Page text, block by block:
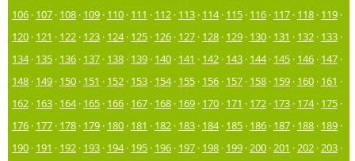
106 · 107 · 108 · 109 · 110 · 111 · 112 · 113 · 114· 115 · 116 · 117 · 118 · 119 ·
120 · 121 · 122 · 123 · 124· 125 · 126 · 127 · 128 · 129 · 130 · 131 · 132 · 133 ·
134· 135 · 136 · 137 · 138 · 139 · 140 · 141 · 142 · 143 · 144· 145 · 146 · 147 ·
148 · 149 · 150 · 151 · 152 · 153 · 154· 155 · 156 · 157 · 158 · 159 · 160 · 161 ·
162 · 163 · 164· 165 · 166 · 167 · 168 · 169 · 170 · 171 · 172 · 173 · 174· 175 ·
176 · 177 · 178 · 179 · 180 · 181 · 182 · 183 · 184· 185 · 186 · 187 · 188 · 189 ·
190 · 191 · 192 · 193 · 194· 195 · 196 · 197 · 198 · 199 ·200 ·201 ·202 ·203 ·